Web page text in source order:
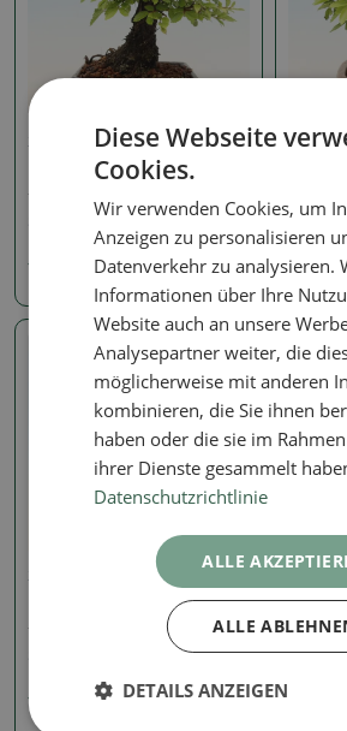
Zelkova, Jilm
Bonsai für draußen -
Zelkova - Zelkova NIRE
115.39 €
Zelkova,
131.88 €
Echtes Foto
Zelkova, Jilm
Bonsai für draußen -
Zelkova - Zelkova NIRE
1560-VB2026-2529
131.88 €
Echtes
Ulmus
Diese Webseite
Cookies.
Wir verwenden Cookies, um
Anzeigen zu personalisieren
Datenverkehr zu analysieren.
Informationen über Ihre
Website auch an unsere
Analysepartner weiter, die
möglicherweise mit anderen
kombinieren, die Sie ihnen
haben oder die sie im
ihrer Dienste gesammelt
Datenschutzrichtlinie
ALLE
ALLE
DETAILS ANZEIGEN